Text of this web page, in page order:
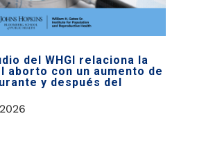
del WHGI relaciona la
aborto con un aumento de
y después del